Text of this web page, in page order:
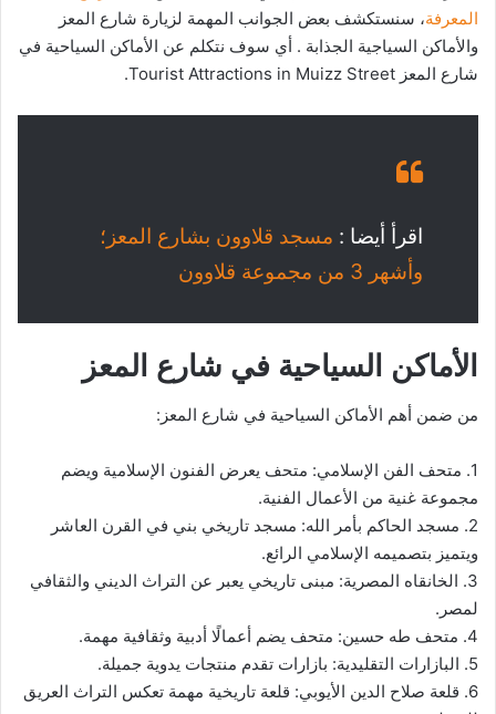
المعرفة، سنستكشف بعض الجوانب المهمة لزيارة شارع المعز
والأماكن السياجية الجذابة . أي سوف نتكلم عن الأماكن السياحية في
شارع المعز Tourist Attractions in Muizz Street.
اقرأ أيضا : مسجد قلاوون بشارع المعز؛
وأشهر 3 من مجموعة قلاوون
الأماكن السياحية في شارع المعز
من ضمن أهم الأماكن السياحية في شارع المعز:
1. متحف الفن الإسلامي: متحف يعرض الفنون الإسلامية ويضم
مجموعة غنية من الأعمال الفنية.
2. مسجد الحاكم بأمر الله: مسجد تاريخي بني في القرن العاشر
ويتميز بتصميمه الإسلامي الرائع.
3. الخانقاه المصرية: مبنى تاريخي يعبر عن التراث الديني والثقافي
لمصر.
4. متحف طه حسين: متحف يضم أعمالًا أدبية وثقافية مهمة.
5. البازارات التقليدية: بازارات تقدم منتجات يدوية جميلة.
6. قلعة صلاح الدين الأيوبي: قلعة تاريخية مهمة تعكس التراث العريق